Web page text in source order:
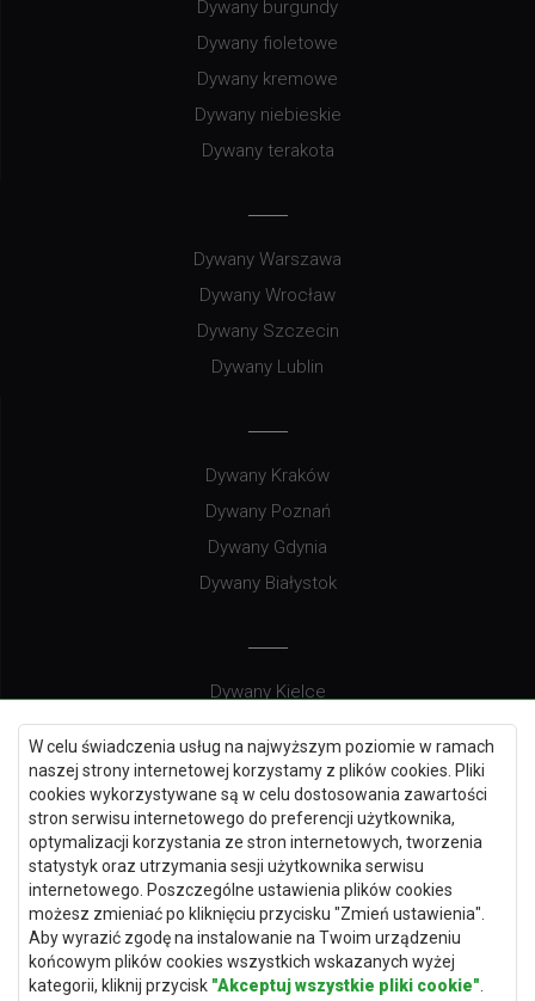
W celu świadczenia usług na najwyższym poziomie w ramach
naszej strony internetowej korzystamy z plików cookies. Pliki
cookies wykorzystywane są w celu dostosowania zawartości
stron serwisu internetowego do preferencji użytkownika,
optymalizacji korzystania ze stron internetowych, tworzenia
statystyk oraz utrzymania sesji użytkownika serwisu
internetowego. Poszczególne ustawienia plików cookies
możesz zmieniać po kliknięciu przycisku "Zmień ustawienia".
Aby wyrazić zgodę na instalowanie na Twoim urządzeniu
końcowym plików cookies wszystkich wskazanych wyżej
kategorii, kliknij przycisk "Akceptuj wszystkie pliki cookie"
Dywany burgundy
Dywany fioletowe
Dywany kremowe
Dywany niebieskie
Dywany terakota
Dywany Warszawa
Dywany Wrocław
Dywany Szczecin
Dywany Lublin
Dywany Kraków
Dywany Poznań
Dywany Gdynia
Dywany Białystok
Dywany Kielce
Dywany Gdańsk
Dywany Toruń
Dywany Bydgoszcz
Dywany Łódź
Dywany Katowice
Dywany Rzeszów